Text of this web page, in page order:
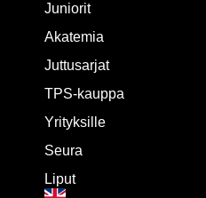
Juniorit
Akatemia
Juttusarjat
TPS-kauppa
Yrityksille
Seura
Liput